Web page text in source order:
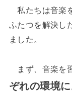
私たちは音楽
ふたつを解決し
ました。
まず、音楽を
ぞれの環境